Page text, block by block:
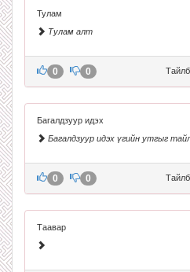
Тулам
Тулам алт
0 0
Багалдзуур идэх
Багалдзуур идэх үгийн утгыг
0 0
Таавар